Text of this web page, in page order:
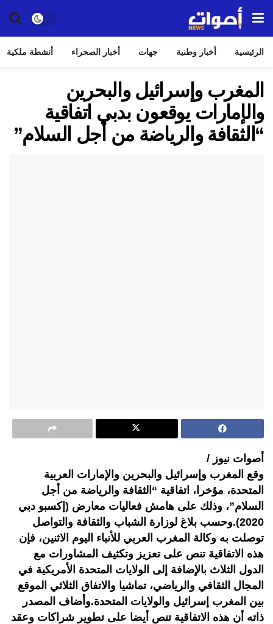
الرئيسية أخبار وطنية جهات أخبار الصحراء أنشطة ملكية
المغرب وإسرائيل والبحرين
والإمارات يوقعون بدبي اتفاقية
“الثقافة والرياضة من أجل السلام”
أصوات نيوز /
وقع المغرب وإسرائيل والبحرين والإمارات العربية
المتحدة، مؤخرا، اتفاقية “الثقافة والرياضة من أجل
السلام”، وذلك على هامش فعاليات معارض (إكسبو دبي
2020).وحسب بلاغ لوزارة الشباب والثقافة والتواصل
توصلت به وكالة المغرب العربي للأنباء اليوم الاثنين، فإن
هذه الاتفاقية تنص على تعزيز وتكثيف المشاورات مع
الدول الثلاث بالإضافة إلى الولايات المتحدة الأمريكية في
المجال الثقافي والرياضي، تماشيا والاتفاق الثلاثي الموقع
بين المغرب إسرائيل والولايات المتحدة.وأضاف المصدر
ذاته أن هذه الاتفاقية تنص أيضا على تطوير شراكات وعقد